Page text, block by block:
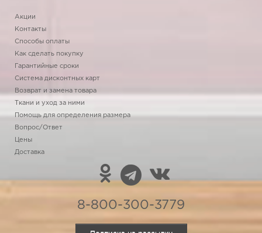
Акции
Контакты
Способы оплаты
Как сделать покупку
Гарантийные сроки
Система дисконтных карт
Возврат и замена товара
Ткани и уход за ними
Помощь для определения размера
Вопрос/Ответ
Цены
Доставка
8-800-300-3779